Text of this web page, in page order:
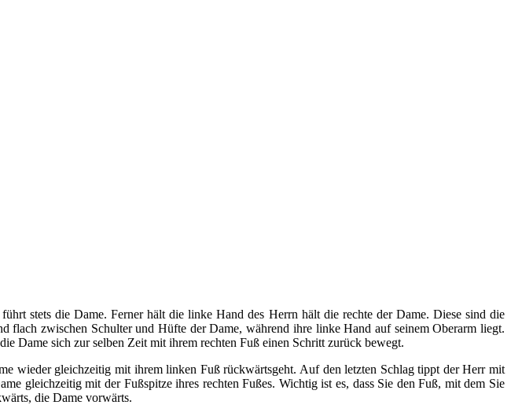
stets die Dame. Ferner hält die linke Hand des Herrn hält die rechte der Dame. Diese sind die
flach zwischen Schulter und Hüfte der Dame, während ihre linke Hand auf seinem Oberarm liegt.
Dame sich zur selben Zeit mit ihrem rechten Fuß einen Schritt zurück bewegt.
wieder gleichzeitig mit ihrem linken Fuß rückwärtsgeht. Auf den letzten Schlag tippt der Herr mit
gleichzeitig mit der Fußspitze ihres rechten Fußes. Wichtig ist es, dass Sie den Fuß, mit dem Sie
die Dame vorwärts.